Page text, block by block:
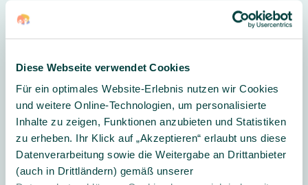
Diese Webseite verwendet Cookies
Für ein optimales Website-Erlebnis nutzen wir Cookies
und weitere Online-Technologien, um personalisierte
Inhalte zu zeigen, Funktionen anzubieten und Statistiken
zu erheben. Ihr Klick auf „Akzeptieren“ erlaubt uns diese
Datenverarbeitung sowie die Weitergabe an Drittanbieter
(auch in Drittländern) gemäß unserer
Maße (LxBxH) 14 x 14 x 16 cm
Textilien, Bambus
Altersempfehlung: ab 3 Jahren
Testsieger bei Computer Bild
Lieferumfang:1 Tigerbox